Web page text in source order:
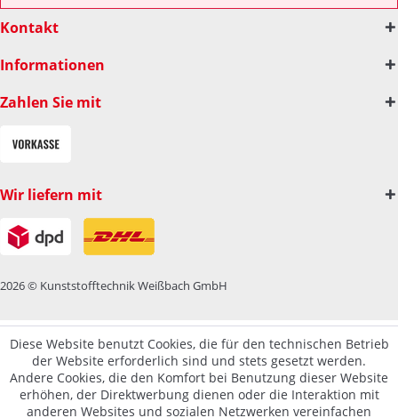
Kontakt
Informationen
Zahlen Sie mit
Wir liefern mit
2026 © Kunststofftechnik Weißbach GmbH
Diese Website benutzt Cookies, die für den technischen Betrieb
der Website erforderlich sind und stets gesetzt werden.
Andere Cookies, die den Komfort bei Benutzung dieser Website
erhöhen, der Direktwerbung dienen oder die Interaktion mit
anderen Websites und sozialen Netzwerken vereinfachen